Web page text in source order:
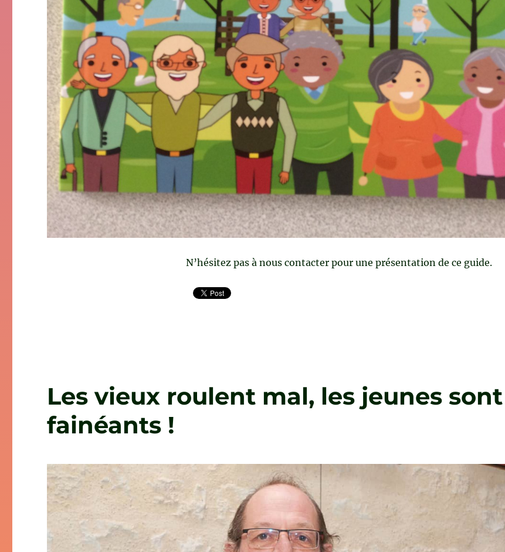
N’hésitez pas à nous contacter pour une présentation de ce guide.
Les vieux roulent mal, les jeunes sont
fainéants !